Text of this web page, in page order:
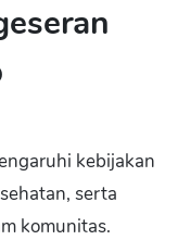
kebijakan
serta
komunitas.